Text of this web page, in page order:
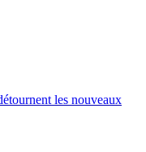
les nouveaux